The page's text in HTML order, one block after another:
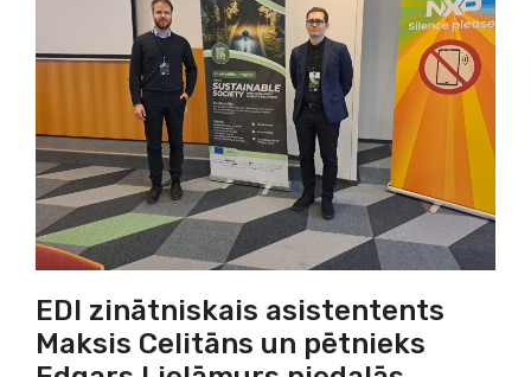
EDI zinātniskais asistentents
Maksis Celitāns un pētnieks